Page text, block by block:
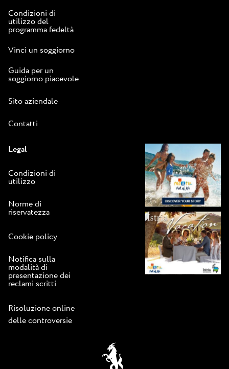
Condizioni di
utilizzo del
programma fedeltà
Vinci un soggiorno
Guida per un
soggiorno piacevole
Sito aziendale
Contatti
Legal
Condizioni di
utilizzo
Norme di
riservatezza
Cookie policy
Notifica sulla
modalità di
presentazione dei
reclami scritti
Risoluzione online
delle controversie